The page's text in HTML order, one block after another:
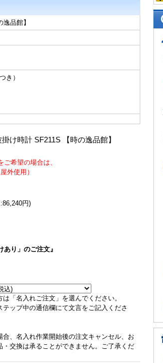
品館】
き）
け時計 SF211S 【時の逸品館】
希望の場合は、
外使用）
円)
あり」のご注文』
「名入れご注文」を選んでください。
テップ中の通信欄にて文言をご記入くださ
合、名入れ作業開始後の注文キャンセル、お
・交換は承ることができません。ご了承くだ